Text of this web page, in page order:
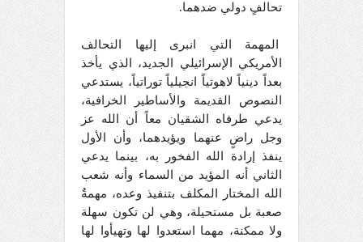
تحالفٍ دولي ضدهما.
المهمة التي انبرى إليها التحالف
الأمريكي الإسرائيلي الجديد، الذي يأخذ
بعداً دينياً لاهوتياً انجيلياً توراتياً، يستدعي
النصوص القديمة والأساطير الخرافية،
يدعي طرفاه الشقيان معاً أن الله عز
وجل راضٍ عنهما ويؤيدهما، وأن الأول
ينفذ إرادة الله الفخور به، بينما يدعي
الثاني أنه المؤيد من السماء وأنه شعب
الله المختار المكلف بتنفيذ وعده، مهمةٌ
صعبة بل مستحيلة، وهي لن تكون سهلة
ولا ممكنة، مهما استعدوا لها وتهيأوا لها